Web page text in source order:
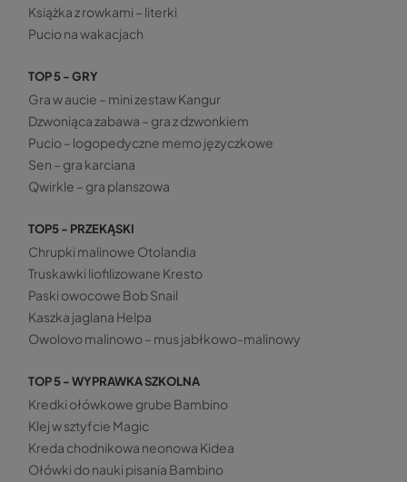
Książka z rowkami – literki
Pucio na wakacjach
TOP 5 - GRY
Gra w aucie – mini zestaw Kangur
Dzwoniąca zabawa – gra z dzwonkiem
Pucio – logopedyczne memo języczkowe
Sen – gra karciana
Qwirkle – gra planszowa
TOP5 - PRZEKĄSKI
Chrupki malinowe Otolandia
Truskawki liofilizowane Kresto
Paski owocowe Bob Snail
Kaszka jaglana Helpa
Owolovo malinowo – mus jabłkowo-malinowy
TOP 5 - WYPRAWKA SZKOLNA
Kredki ołówkowe grube Bambino
Klej w sztyfcie Magic
Kreda chodnikowa neonowa Kidea
Ołówki do nauki pisania Bambino